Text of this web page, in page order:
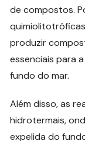
de compostos.
produzir
essenciais para
fundo do mar.
Além disso, as
hidrotermais,
expelida do